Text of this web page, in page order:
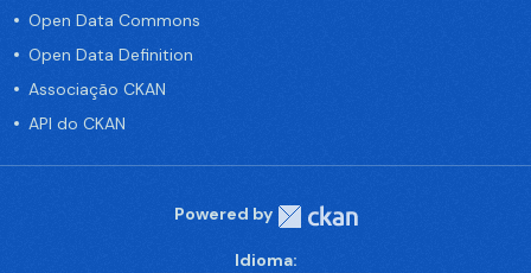
Open Data Commons
Open Data Definition
Associação CKAN
API do CKAN
Powered by
Idioma